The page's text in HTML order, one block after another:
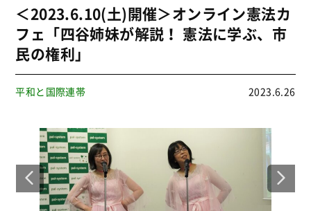
＜2023.6.10(土)開催＞オンライン憲法カ
フェ「四谷姉妹が解説！ 憲法に学ぶ、市
民の権利」
平和と国際連帯 2023.6.26